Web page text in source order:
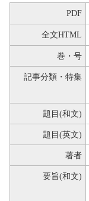
PDF
全文HTML
巻・号
記事分類・特集
題目(和文)
題目(英文)
著者
要旨(和文)